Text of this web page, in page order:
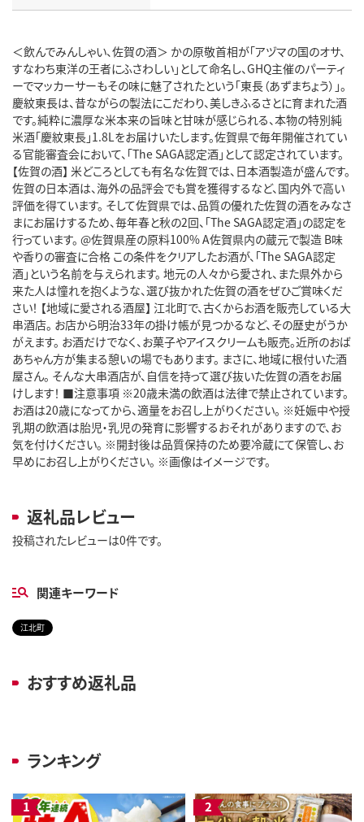
＜飲んでみんしゃい、佐賀の酒＞ かの原敬首相が「アヅマの国のオサ、
すなわち東洋の王者にふさわしい」として命名し、GHQ主催のパーティ
ーでマッカーサーもその味に魅了されたという「東長（あずまちょう）」。
慶紋東長は、昔ながらの製法にこだわり、美しきふるさとに育まれた酒
です。純粋に濃厚な米本来の旨味と甘味が感じられる、本物の特別純
米酒「慶紋東長」1.8Lをお届けいたします。佐賀県で毎年開催されてい
る官能審査会において、「The SAGA認定酒」として認定されています。
【佐賀の酒】 米どころとしても有名な佐賀では、日本酒製造が盛んです。
佐賀の日本酒は、海外の品評会でも賞を獲得するなど、国内外で高い
評価を得ています。 そして佐賀県では、品質の優れた佐賀の酒をみなさ
まにお届けするため、毎年春と秋の2回、「The SAGA認定酒」の認定を
行っています。 @佐賀県産の原料100% A佐賀県内の蔵元で製造 B味
や香りの審査に合格 この条件をクリアしたお酒が、「The SAGA認定
酒」という名前を与えられます。 地元の人々から愛され、また県外から
来た人は憧れを抱くような、選び抜かれた佐賀の酒をぜひご賞味くだ
さい！ 【地域に愛される酒屋】 江北町で、古くからお酒を販売している大
串酒店。 お店から明治33年の掛け帳が見つかるなど、その歴史がうか
がえます。 お酒だけでなく、お菓子やアイスクリームも販売。近所のおば
あちゃん方が集まる憩いの場でもあります。 まさに、地域に根付いた酒
屋さん。 そんな大串酒店が、自信を持って選び抜いた佐賀の酒をお届
けします！ ■注意事項 ※20歳未満の飲酒は法律で禁止されています。
お酒は20歳になってから、適量をお召し上がりください。 ※妊娠中や授
乳期の飲酒は胎児・乳児の発育に影響するおそれがありますので、お
気を付けください。 ※開封後は品質保持のため要冷蔵にて保管し、お
早めにお召し上がりください。 ※画像はイメージです。
返礼品レビュー
投稿されたレビューは0件です。
関連キーワード
江北町
おすすめ返礼品
ランキング